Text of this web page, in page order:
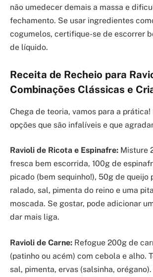
não umedecer demais a massa e
fechamento. Se usar ingredientes
cogumelos, certifique-se de escorrer
de líquido.
Receita de Recheio para
Combinações Clássicas e
Chega de teoria, vamos para a prática!
opções que são infalíveis e que
Ravioli de Ricota e Espinafre: Misture
fresca bem escorrida, 100g de
picado (bem sequinho!), 50g de queijo
ralado, sal, pimenta do reino e uma
moscada. Se gostar, pode adicionar
dar mais liga.
Ravioli de Carne: Refogue 200g de
(patinho ou acém) com cebola e alho.
sal, pimenta, ervas (salsinha,